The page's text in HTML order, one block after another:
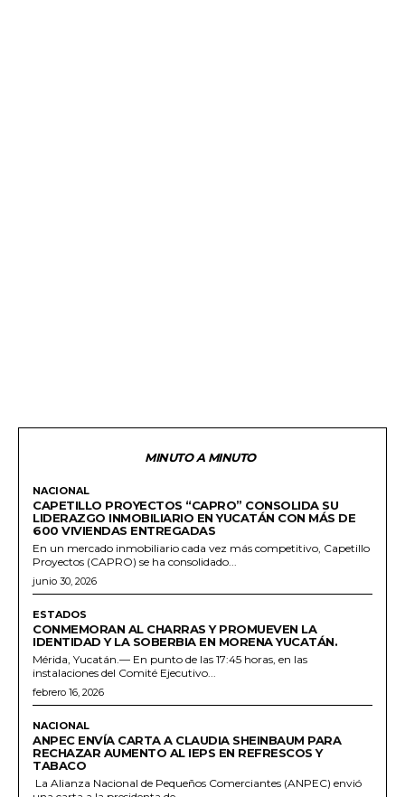
MINUTO A MINUTO
NACIONAL
CAPETILLO PROYECTOS “CAPRO” CONSOLIDA SU
LIDERAZGO INMOBILIARIO EN YUCATÁN CON MÁS DE
600 VIVIENDAS ENTREGADAS
En un mercado inmobiliario cada vez más competitivo, Capetillo
Proyectos (CAPRO) se ha consolidado...
junio 30, 2026
ESTADOS
CONMEMORAN AL CHARRAS Y PROMUEVEN LA
IDENTIDAD Y LA SOBERBIA EN MORENA YUCATÁN.
Mérida, Yucatán.— En punto de las 17:45 horas, en las
instalaciones del Comité Ejecutivo...
febrero 16, 2026
NACIONAL
ANPEC ENVÍA CARTA A CLAUDIA SHEINBAUM PARA
RECHAZAR AUMENTO AL IEPS EN REFRESCOS Y
TABACO
La Alianza Nacional de Pequeños Comerciantes (ANPEC) envió